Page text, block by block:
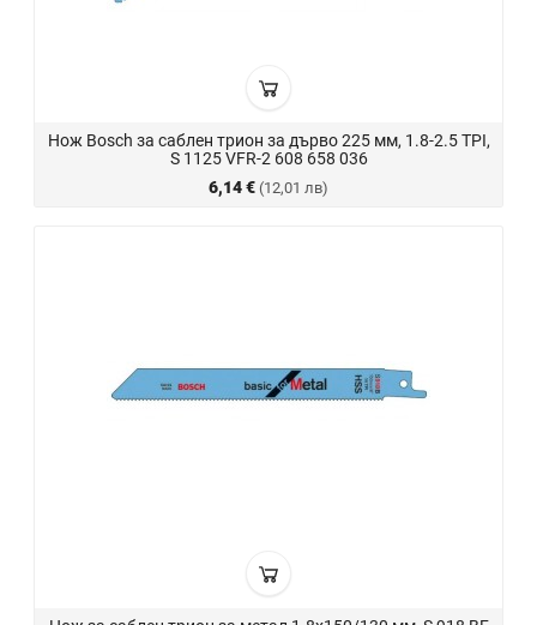
Нож Bosch за саблен трион за дърво 225 мм, 1.8-2.5 TPI,
S 1125 VFR-2 608 658 036
6,14 € (12,01 лв)